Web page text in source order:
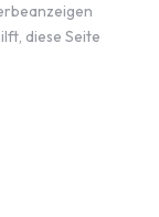
diese Seite